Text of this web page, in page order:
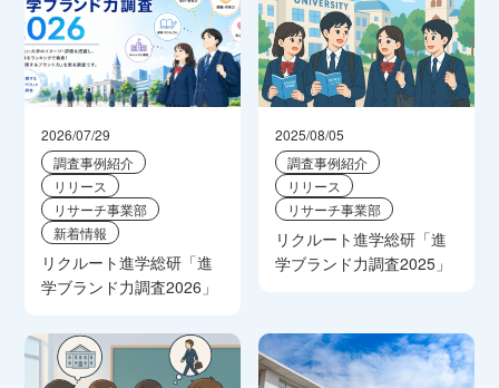
2026/07/29
調査事例紹介
リリース
リサーチ事業部
新着情報
リクルート進学総研「進
学ブランド力調査2026」
2025/08/05
調査事例紹介
リリース
リサーチ事業部
リクルート進学総研「進
学ブランド力調査2025」